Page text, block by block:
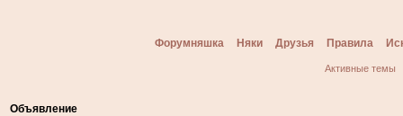
Форумняшка Няки Друзья Правила
Активные темы
Объявление